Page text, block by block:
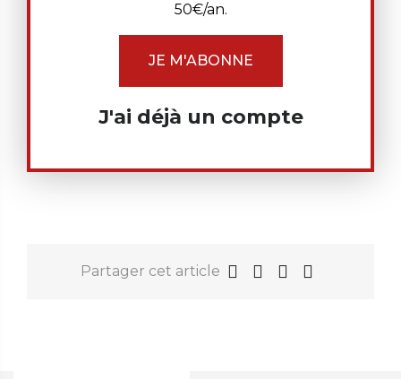
50€/an.
JE M'ABONNE
J'ai déjà un compte
Partager cet article